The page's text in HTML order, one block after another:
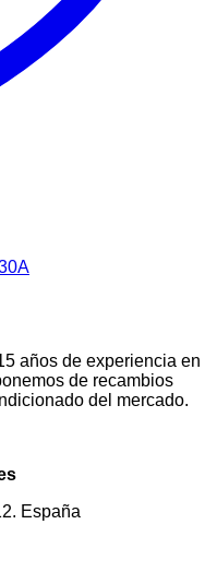
años de experiencia en
de recambios
del mercado.
España